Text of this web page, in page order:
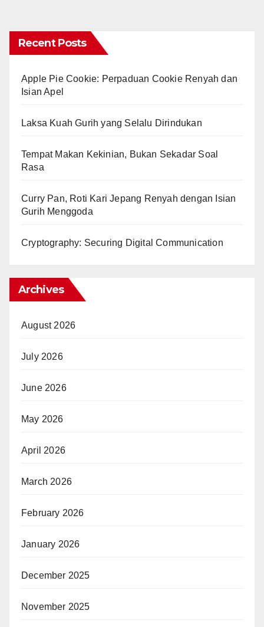
Recent Posts
Apple Pie Cookie: Perpaduan Cookie Renyah dan
Isian Apel
Laksa Kuah Gurih yang Selalu Dirindukan
Tempat Makan Kekinian, Bukan Sekadar Soal
Rasa
Curry Pan, Roti Kari Jepang Renyah dengan Isian
Gurih Menggoda
Cryptography: Securing Digital Communication
Archives
August 2026
July 2026
June 2026
May 2026
April 2026
March 2026
February 2026
January 2026
December 2025
November 2025